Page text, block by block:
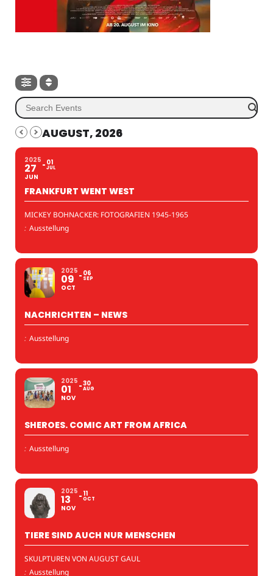
AUGUST, 2026
2025
27
JUN
01
JUL
FRANKFURT WENT WEST
MICKEY BOHNACKER: FOTOGRAFIEN 1945-1965
: Ausstellung
2025
09
OCT
06
SEP
NACHRICHTEN – NEWS
: Ausstellung
2025
01
NOV
30
AUG
SHEROES. COMIC ART FROM AFRICA
: Ausstellung
2025
13
NOV
11
OCT
TIERE SIND AUCH NUR MENSCHEN
SKULPTUREN VON AUGUST GAUL
: Ausstellung